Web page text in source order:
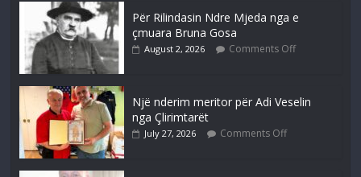
Për Rilindasin Ndre Mjeda nga e
çmuara Bruna Gosa
August 2, 2026 Comments Off
Një nderim meritor për Adi Veselin
nga Çlirimtarët
July 27, 2026 Comments Off